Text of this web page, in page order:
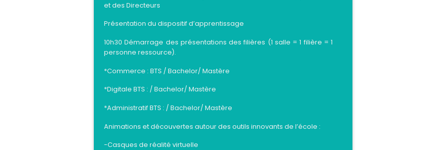
et des Directeurs
Présentation du dispositif d’apprentissage
10h30 Démarrage des présentations des filières (1 salle = 1 filière = 1
personne ressource).
*Commerce : BTS / Bachelor/ Mastère
*Digitale BTS : / Bachelor/ Mastère
*Administratif BTS : / Bachelor/ Mastère
Animations et découvertes autour des outils innovants de l’école :
-Casques de réalité virtuelle